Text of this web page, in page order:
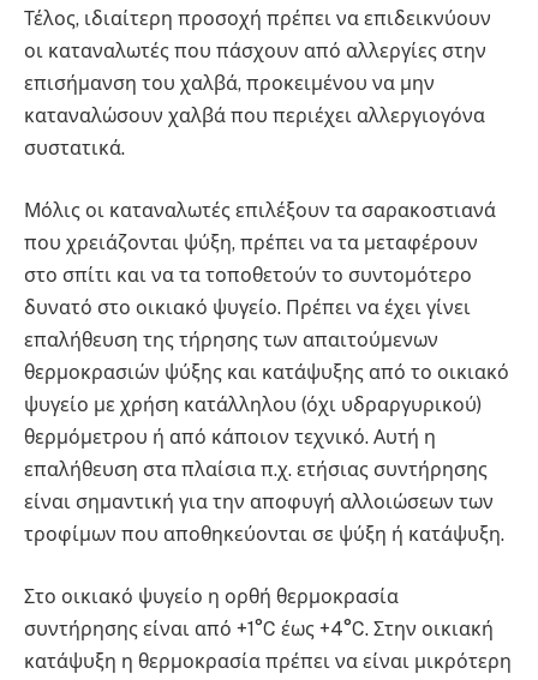
Τέλος, ιδιαίτερη προσοχή πρέπει να επιδεικνύουν
οι καταναλωτές που πάσχουν από αλλεργίες στην
επισήμανση του χαλβά, προκειμένου να μην
καταναλώσουν χαλβά που περιέχει αλλεργιογόνα
συστατικά.
Μόλις οι καταναλωτές επιλέξουν τα σαρακοστιανά
που χρειάζονται ψύξη, πρέπει να τα μεταφέρουν
στο σπίτι και να τα τοποθετούν το συντομότερο
δυνατό στο οικιακό ψυγείο. Πρέπει να έχει γίνει
επαλήθευση της τήρησης των απαιτούμενων
θερμοκρασιών ψύξης και κατάψυξης από το οικιακό
ψυγείο με χρήση κατάλληλου (όχι υδραργυρικού)
θερμόμετρου ή από κάποιον τεχνικό. Αυτή η
επαλήθευση στα πλαίσια π.χ. ετήσιας συντήρησης
είναι σημαντική για την αποφυγή αλλοιώσεων των
τροφίμων που αποθηκεύονται σε ψύξη ή κατάψυξη.
Στο οικιακό ψυγείο η ορθή θερμοκρασία
συντήρησης είναι από +1°C έως +4°C. Στην οικιακή
κατάψυξη η θερμοκρασία πρέπει να είναι μικρότερη